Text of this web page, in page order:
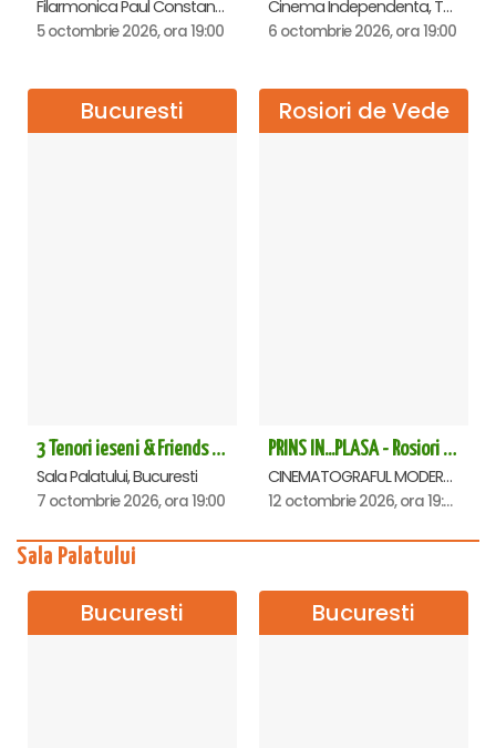
Filarmonica Paul Constantinescu, Ploiesti
5 octombrie 2026, ora 19:00
Cinema Independenta, Targoviste
6 octombrie 2026, ora 19:00
Bucuresti
3 Tenori ieseni & Friends - Sala Palatului
Sala Palatului, Bucuresti
7 octombrie 2026, ora 19:00
Rosiori de Vede
PRINS IN...PLASA - Rosiori de Vede
CINEMATOGRAFUL MODERN, Rosiori de Vede
12 octombrie 2026, ora 19:00
Sala Palatului
Bucuresti Bucuresti